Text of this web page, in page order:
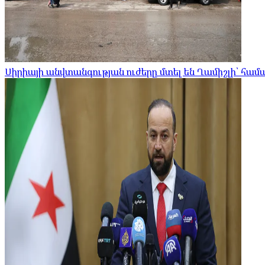
Սիրիայի անվտանգության ուժերը մտել են Ղամիշլի՝